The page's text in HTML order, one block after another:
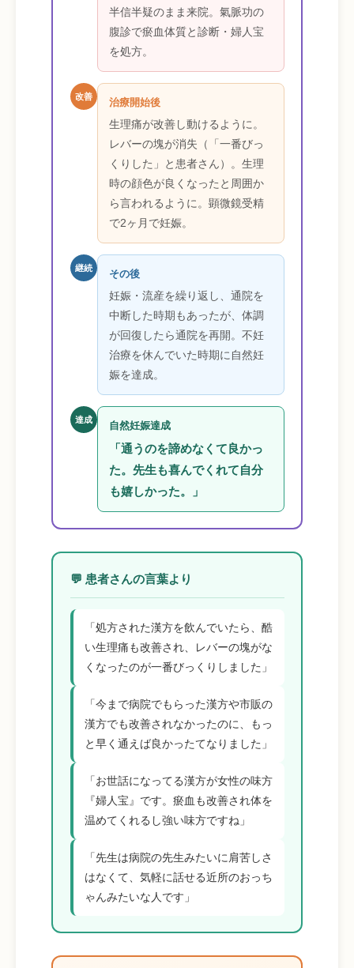
半信半疑のまま来院。氣脈功の
腹診で瘀血体質と診断・婦人宝
を処方。
改善 治療開始後
生理痛が改善し動けるように。
レバーの塊が消失（「一番びっ
くりした」と患者さん）。生理
時の顔色が良くなったと周囲か
ら言われるように。顕微鏡受精
で2ヶ月で妊娠。
継続 その後
妊娠・流産を繰り返し、通院を
中断した時期もあったが、体調
が回復したら通院を再開。不妊
治療を休んでいた時期に自然妊
娠を達成。
達成 自然妊娠達成
「通うのを諦めなくて良かっ
た。先生も喜んでくれて自分
も嬉しかった。」
💬 患者さんの言葉より
「処方された漢方を飲んでいたら、酷
い生理痛も改善され、レバーの塊がな
くなったのが一番びっくりしました」
「今まで病院でもらった漢方や市販の
漢方でも改善されなかったのに、もっ
と早く通えば良かったてなりました」
「お世話になってる漢方が女性の味方
『婦人宝』です。瘀血も改善され体を
温めてくれるし強い味方ですね」
「先生は病院の先生みたいに肩苦しさ
はなくて、気軽に話せる近所のおっち
ゃんみたいな人です」